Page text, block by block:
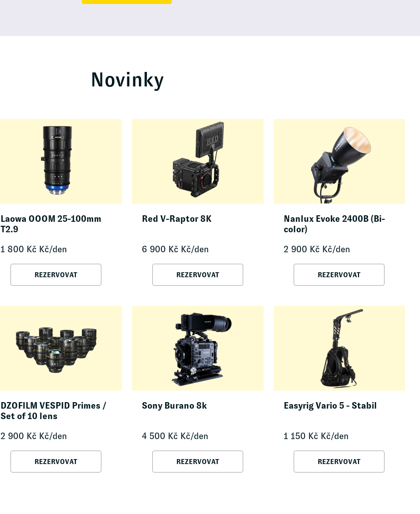
Novinky
Laowa OOOM 25-100mm
T2.9
1 800 KčKč/den
REZERVOVAT
Red V-Raptor 8K
6 900 Kč Kč/den
REZERVOVAT
Nanlux Evoke 2400B (Bi-
color)
2 900 KčKč/den
REZERVOVAT
DZOFILM VESPID Primes /
Set of 10 lens
2 900 KčKč/den
REZERVOVAT
Sony Burano 8k
4 500 Kč Kč/den
REZERVOVAT
Easyrig Vario 5 - Stabil
1 150 KčKč/den
REZERVOVAT